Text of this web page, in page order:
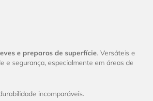
e preparos de superfície. Versáteis e
e segurança, especialmente em áreas de
incomparáveis.